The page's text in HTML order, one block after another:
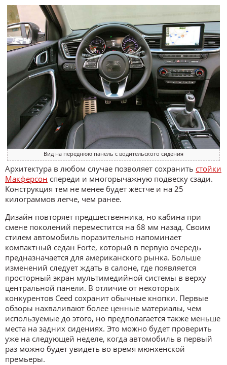
Вид на переднюю панель с водительского сидения
Архитектура в любом случае позволяет сохранить стойки
Макферсон спереди и многорычажную подвеску сзади.
Конструкция тем не менее будет жёстче и на 25
килограммов легче, чем ранее.
Дизайн повторяет предшественника, но кабина при
смене поколений переместится на 68 мм назад. Своим
стилем автомобиль поразительно напоминает
компактный седан Forte, который в первую очередь
предназначается для американского рынка. Больше
изменений следует ждать в салоне, где появляется
просторный экран мультимедийной системы в верху
центральной панели. В отличие от некоторых
конкурентов Ceed сохранит обычные кнопки. Первые
обзоры нахваливают более ценные материалы, чем
используемые до этого, но предполагается также меньше
места на задних сидениях. Это можно будет проверить
уже на следующей неделе, когда автомобиль в первый
раз можно будет увидеть во время мюнхенской
премьеры.